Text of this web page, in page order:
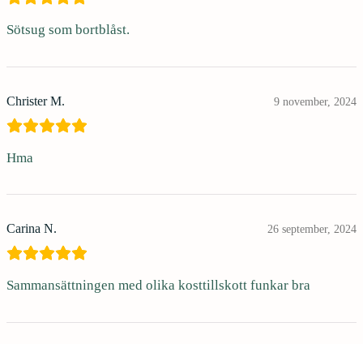
Sötsug som bortblåst.
Christer M. 9 november, 2024
Hma
Carina N. 26 september, 2024
Sammansättningen med olika kosttillskott funkar bra